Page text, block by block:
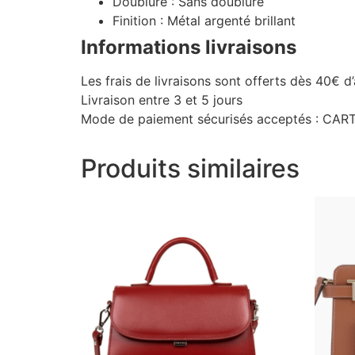
Finition : Métal argenté brillant
Informations livraisons
Les frais de livraisons sont offerts dès 40€
Livraison entre 3 et 5 jours
Mode de paiement sécurisés acceptés :
Produits similaires